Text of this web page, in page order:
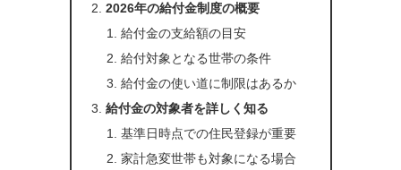
2026年の給付金制度の概要
給付金の支給額の目安
給付対象となる世帯の条件
給付金の使い道に制限はあるか
給付金の対象者を詳しく知る
基準日時点での住民登録が重要
家計急変世帯も対象になる場合